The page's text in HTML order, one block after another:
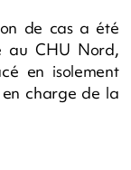
de cas a été
au CHU Nord,
en isolement
charge de la